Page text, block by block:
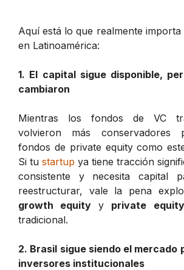
Aquí está lo que realmente
en Latinoamérica:
1. El capital sigue disponible,
cambiaron
Mientras los fondos de VC
volvieron más conservadores
fondos de private equity como
Si tu startup ya tiene tracción
consistente y necesita capital
reestructurar, vale la pena
growth equity y private equity
tradicional.
2. Brasil sigue siendo el mercado
inversores institucionales